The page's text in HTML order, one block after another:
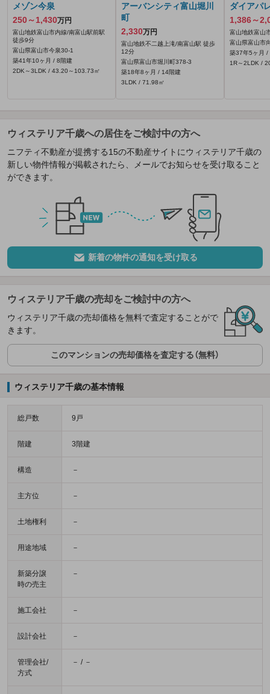
メゾン今泉
250～1,430万円
富山地鉄富山市内線/南富山駅前駅
徒歩9分
富山県富山市今泉30‐1
築41年10ヶ月 / 8階建
2DK～3LDK / 43.20～103.73㎡
アーバンシティ富山堀川
町
2,330万円
富山地鉄不二越上滝/南富山駅 徒歩
12分
富山県富山市堀川町378‐3
築18年8ヶ月 / 14階建
3LDK / 71.98㎡
ダイアパ
1,386～
富山地鉄富山
富山県富山市
築37年5ヶ月 /
1R～2LDK /
ウィステリア千歳への居住をご検討中の方へ
ニフティ不動産が提携する15の不動産サイトにウィステリア千歳の
新しい物件情報が掲載されたら、メールでお知らせを受け取ること
ができます。
新着の物件の通知を受け取る
ウィステリア千歳の売却をご検討中の方へ
ウィステリア千歳の売却価格を無料で査定することがで
きます。
このマンションの売却価格を査定する（無料）
ウィステリア千歳の基本情報
総戸数 9戸
階建 3階建
構造 －
主方位 －
土地権利 －
用途地域 －
新築分譲
時の売主
－
施工会社 －
設計会社 －
管理会社/
方式
－ / －